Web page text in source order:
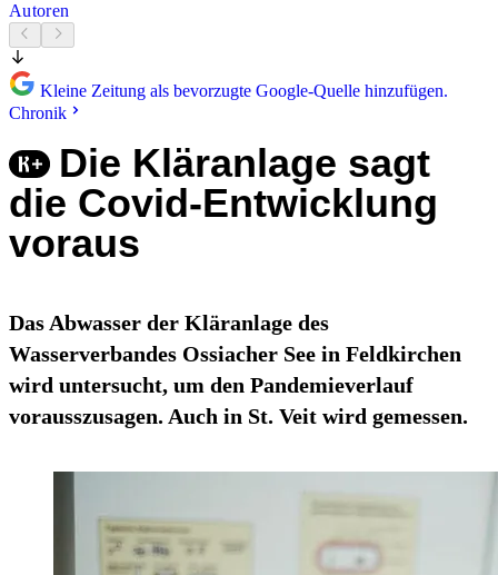
Autoren
Kleine Zeitung als bevorzugte Google-Quelle hinzufügen.
Chronik
Die Kläranlage sagt
die Covid-Entwicklung
voraus
Das Abwasser der Kläranlage des
Wasserverbandes Ossiacher See in Feldkirchen
wird untersucht, um den Pandemieverlauf
vorausszusagen. Auch in St. Veit wird gemessen.